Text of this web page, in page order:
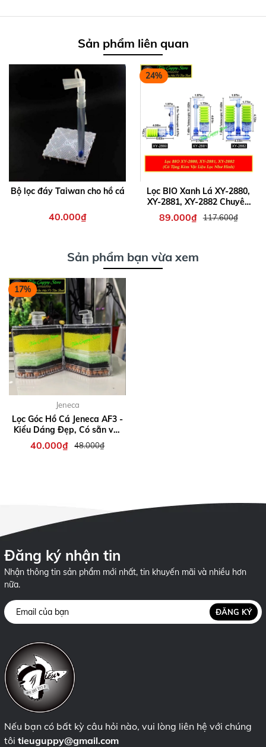
Sản phẩm liên quan
Bộ lọc đáy Taiwan cho hồ cá
40.000₫
24%
Lọc BIO Xanh Lá XY-2880,
XY-2881, XY-2882 Chuyên
Dụng cho Hồ Tép Cảnh và
Cá Cảnh (Tặng kèm vật liệu
89.000₫ 117.600₫
Sản phẩm bạn vừa xem
17%
Jeneca
Lọc Góc Hồ Cá Jeneca AF3 -
Kiểu Dáng Đẹp, Có sẵn vật
liệu lọc và nhiều lớp bông
lọc
40.000₫ 48.000₫
Đăng ký nhận tin
Nhận thông tin sản phẩm mới nhất, tin khuyến mãi và nhiều hơn
nữa.
ĐĂNG KÝ
Nếu bạn có bất kỳ câu hỏi nào, vui lòng liên hệ với chúng
tôi tieuguppy@gmail.com